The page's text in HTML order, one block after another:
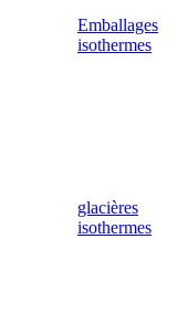
Emballages
isothermes
glacières
isothermes